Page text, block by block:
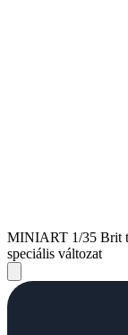
MINIART 1/35 Brit
speciális változat